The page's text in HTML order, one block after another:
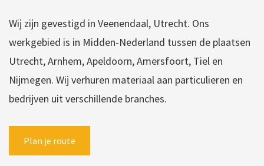
Wij zijn gevestigd in Veenendaal, Utrecht. Ons
werkgebied is in Midden-Nederland tussen de plaatsen
Utrecht, Arnhem, Apeldoorn, Amersfoort, Tiel en
Nijmegen. Wij verhuren materiaal aan particulieren en
bedrijven uit verschillende branches.
Plan je route